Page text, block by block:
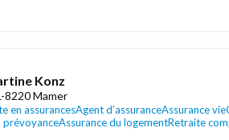
Konz
8220 Mamer
en assurancesAgent d’assuranceAssurance vie
prévoyanceAssurance du logementRetraite